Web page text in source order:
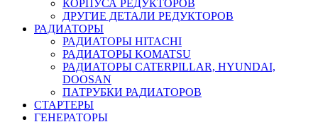
КОРПУСА РЕДУКТОРОВ
ДРУГИЕ ДЕТАЛИ РЕДУКТОРОВ
РАДИАТОРЫ
РАДИАТОРЫ HITACHI
РАДИАТОРЫ KOMATSU
РАДИАТОРЫ CATERPILLAR, HYUNDAI,
DOOSAN
ПАТРУБКИ РАДИАТОРОВ
СТАРТЕРЫ
ГЕНЕРАТОРЫ